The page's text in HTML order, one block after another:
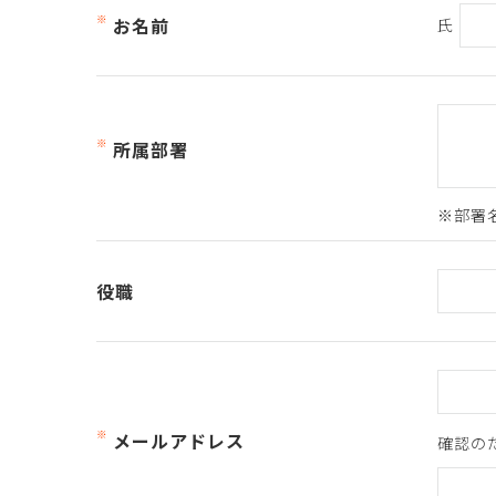
お名前 氏
所属部署
役職
メールアドレス